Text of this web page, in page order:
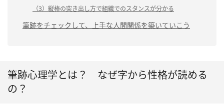
（3）縦棒の突き出し方で組織でのスタンスが分かる
筆跡をチェックして、上手な人間関係を築いていこう
筆跡心理学とは？ なぜ字から性格が読める
の？